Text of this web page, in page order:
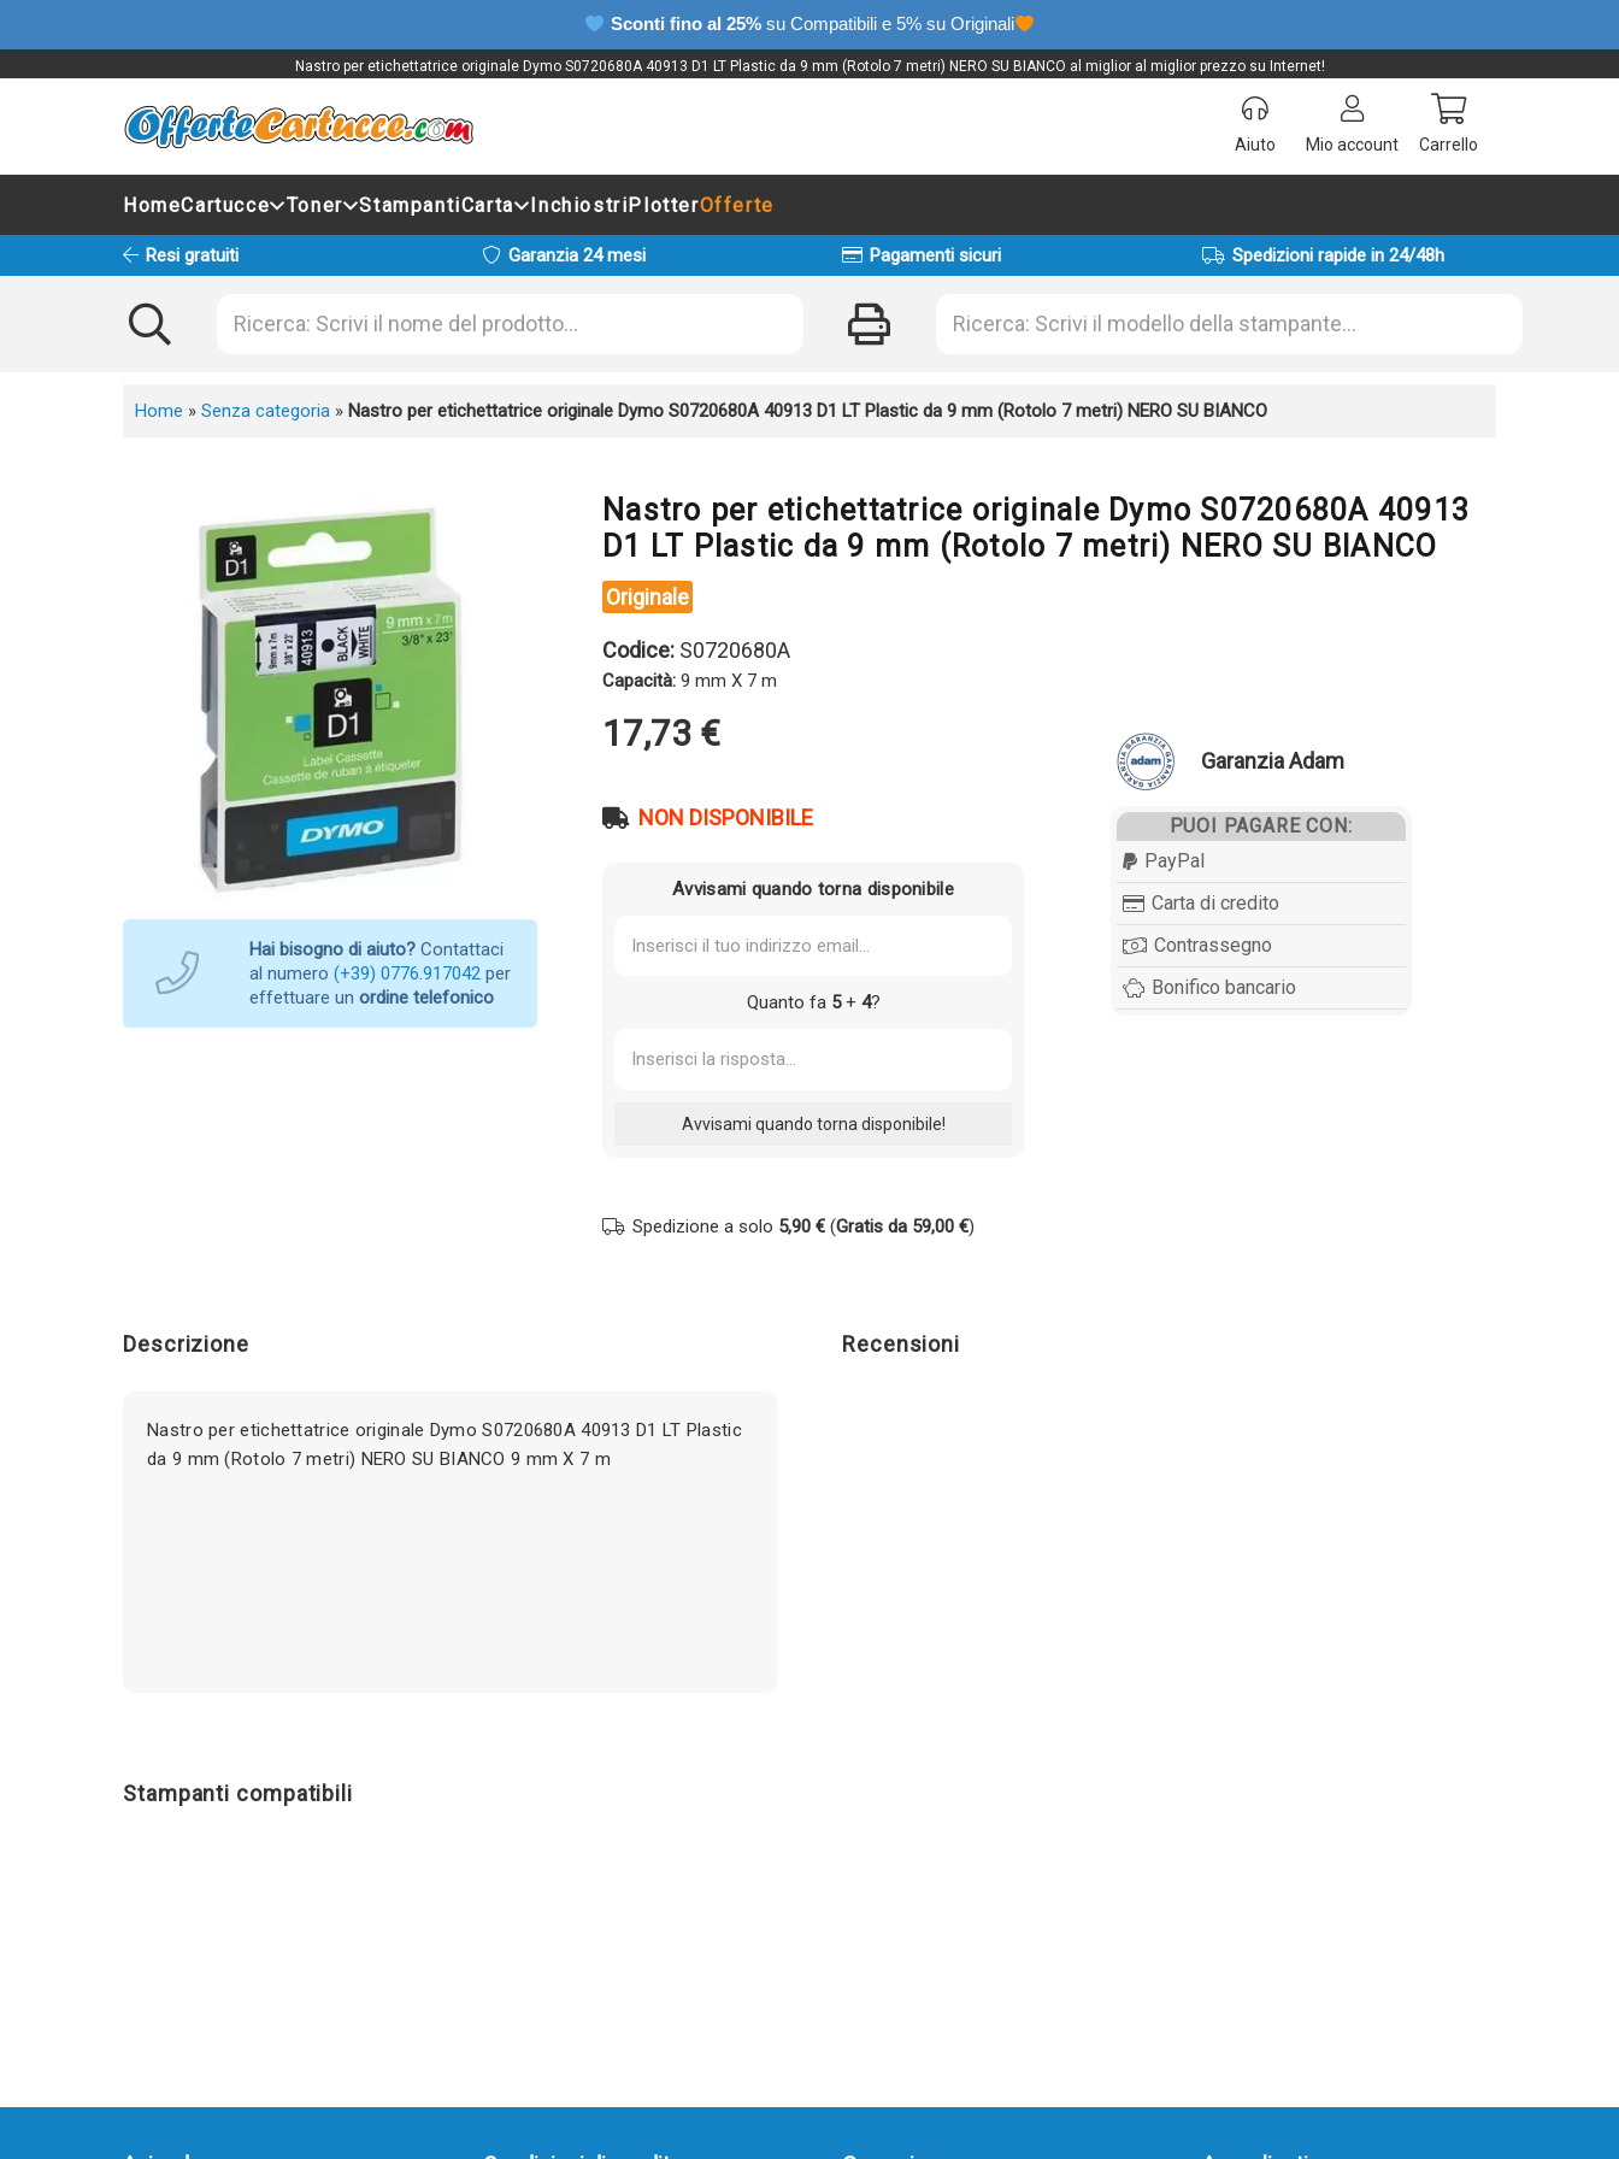
Sconti fino al 25% su Compatibili e 5% su Originali
Nastro per etichettatrice originale Dymo S0720680A 40913 D1 LT Plastic da 9 mm (Rotolo 7 metri) NERO SU BIANCO al miglior al miglior prezzo su Internet!
Aiuto Mio account Carrello
HomeCartucce Toner StampantiCarta InchiostriPlotterOfferte
Resi gratuiti Garanzia 24 mesi Pagamenti sicuri Spedizioni rapide in 24/48h
Home » Senza categoria » Nastro per etichettatrice originale Dymo S0720680A 40913 D1 LT Plastic da 9 mm (Rotolo 7 metri) NERO SU BIANCO
Hai bisogno di aiuto? Contattaci
al numero (+39) 0776.917042 per
effettuare un ordine telefonico
Nastro per etichettatrice originale Dymo S0720680A 40913
D1 LT Plastic da 9 mm (Rotolo 7 metri) NERO SU BIANCO
Originale
Codice: S0720680A
Capacità: 9 mm X 7 m
17,73 €
NON DISPONIBILE
Avvisami quando torna disponibile
Quanto fa 5+ 4?
Spedizione a solo 5,90 € (Gratis da 59,00 €)
Garanzia Adam
PUOI PAGARE CON:
PayPal
Carta di credito
Contrassegno
Bonifico bancario
Descrizione
Nastro per etichettatrice originale Dymo S0720680A 40913 D1 LT Plastic
da 9 mm (Rotolo 7 metri) NERO SU BIANCO 9 mm X 7 m
Recensioni
Stampanti compatibili